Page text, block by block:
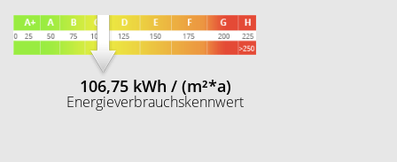
106,75 kWh / (m²*a)
Energieverbrauchskennwert